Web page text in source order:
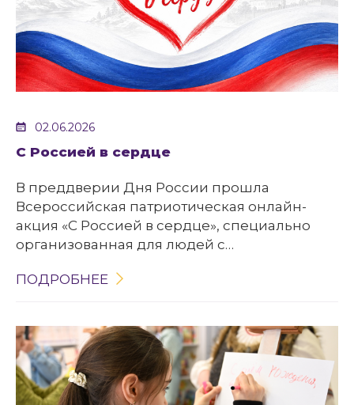
02.06.2026
С Россией в сердце
В преддверии Дня России прошла
Всероссийская патриотическая онлайн-
акция «С Россией в сердце», специально
организованная для людей с
Акция была направлена на создание
местных авторов и пробуждение интереса к
литературному наследию родного края.
ПОДРОБНЕЕ